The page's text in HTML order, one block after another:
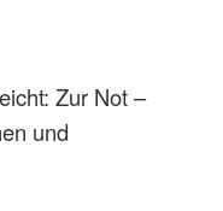
Zur Not –
und